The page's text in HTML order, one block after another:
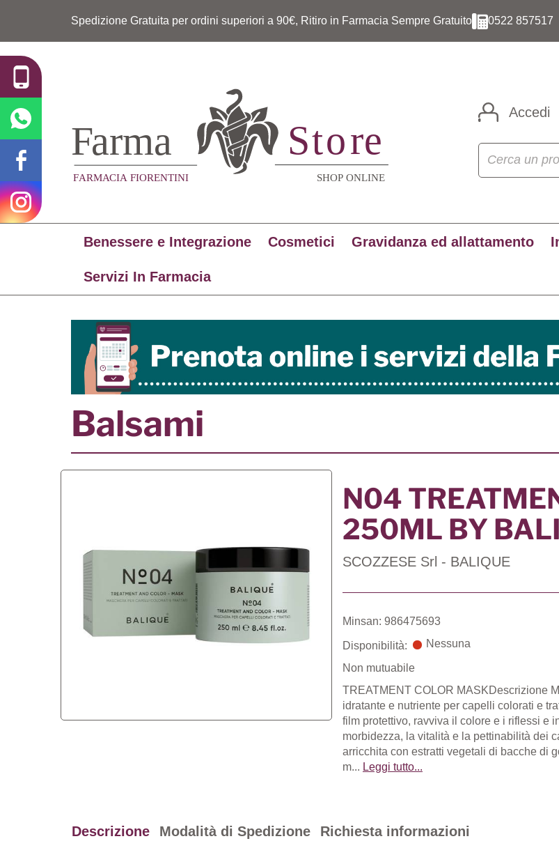
Spedizione Gratuita per ordini superiori a 90€, Ritiro in Farmacia Sempre Gratuito 0522 857517
Accedi
Benessere e Integrazione Cosmetici Gravidanza ed allattamento
Servizi In Farmacia
Balsami
N04
250ML BY
SCOZZESE Srl - BALIQUE
Minsan: 986475693
Disponibilità: Nessuna
Non mutuabile
TREATMENT COLOR MASKDescrizione
idratante e nutriente per capelli colorati e
film protettivo, ravviva il colore e i riflessi e
morbidezza, la vitalità e la pettinabilità dei
arricchita con estratti vegetali di bacche di
m... Leggi tutto...
Descrizione Modalità di Spedizione Richiesta informazioni